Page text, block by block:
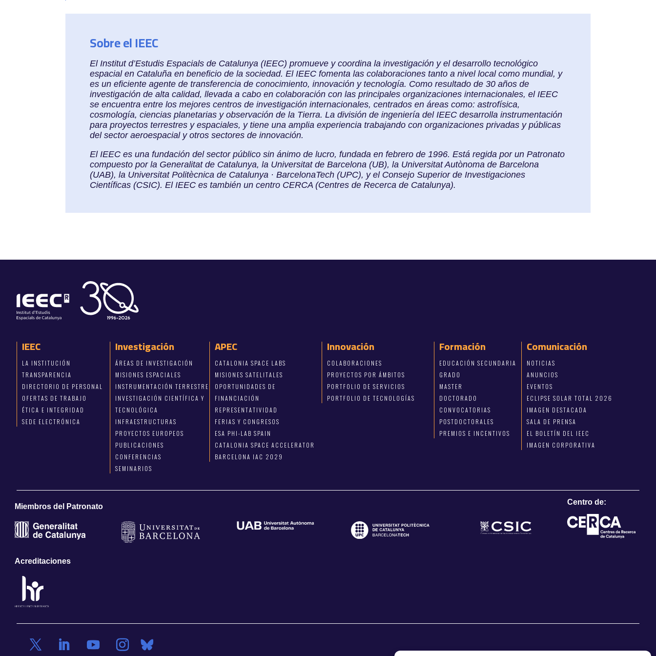
Sobre el IEEC
El Institut d’Estudis Espacials de Catalunya (IEEC) promueve y coordina la investigación y el desarrollo tecnológico
espacial en Cataluña en beneficio de la sociedad. El IEEC fomenta las colaboraciones tanto a nivel local como mundial, y
es un eficiente agente de transferencia de conocimiento, innovación y tecnología. Como resultado de 30 años de
investigación de alta calidad, llevada a cabo en colaboración con las principales organizaciones internacionales, el IEEC
se encuentra entre los mejores centros de investigación internacionales, centrados en áreas como: astrofísica,
cosmología, ciencias planetarias y observación de la Tierra. La división de ingeniería del IEEC desarrolla instrumentación
para proyectos terrestres y espaciales, y tiene una amplia experiencia trabajando con organizaciones privadas y públicas
del sector aeroespacial y otros sectores de innovación.
El IEEC es una fundación del sector público sin ánimo de lucro, fundada en febrero de 1996. Está regida por un Patronato
compuesto por la Generalitat de Catalunya, la Universitat de Barcelona (UB), la Universitat Autònoma de Barcelona
(UAB), la Universitat Politècnica de Catalunya · BarcelonaTech (UPC), y el Consejo Superior de Investigaciones
Científicas (CSIC). El IEEC es también un centro CERCA (Centres de Recerca de Catalunya).
IEEC
LA INSTITUCIÓN
TRANSPARENCIA
DIRECTORIO DE PERSONAL
OFERTAS DE TRABAJO
ÉTICA E INTEGRIDAD
SEDE ELECTRÓNICA
Investigación
ÁREAS DE INVESTIGACIÓN
MISIONES ESPACIALES
INSTRUMENTACIÓN TERRESTRE
INVESTIGACIÓN CIENTÍFICA Y
TECNOLÓGICA
INFRAESTRUCTURAS
PROYECTOS EUROPEOS
PUBLICACIONES
CONFERENCIAS
SEMINARIOS
APEC
CATALONIA SPACE LABS
MISIONES SATELITALES
OPORTUNIDADES DE
FINANCIACIÓN
REPRESENTATIVIDAD
FERIAS Y CONGRESOS
ESA PHI-LAB SPAIN
CATALONIA SPACE ACCELERATOR
BARCELONA IAC 2029
Innovación
COLABORACIONES
PROYECTOS POR ÁMBITOS
PORTFOLIO DE SERVICIOS
PORTFOLIO DE TECNOLOGÍAS
Formación
EDUCACIÓN SECUNDARIA
GRADO
MASTER
DOCTORADO
CONVOCATORIAS
POSTDOCTORALES
PREMIOS E INCENTIVOS
Comunicación
NOTICIAS
ANUNCIOS
EVENTOS
ECLIPSE SOLAR TOTAL 2026
IMAGEN DESTACADA
SALA DE PRENSA
EL BOLETÍN DEL IEEC
IMAGEN CORPORATIVA
Miembros del Patronato
Centro de:
Acreditaciones